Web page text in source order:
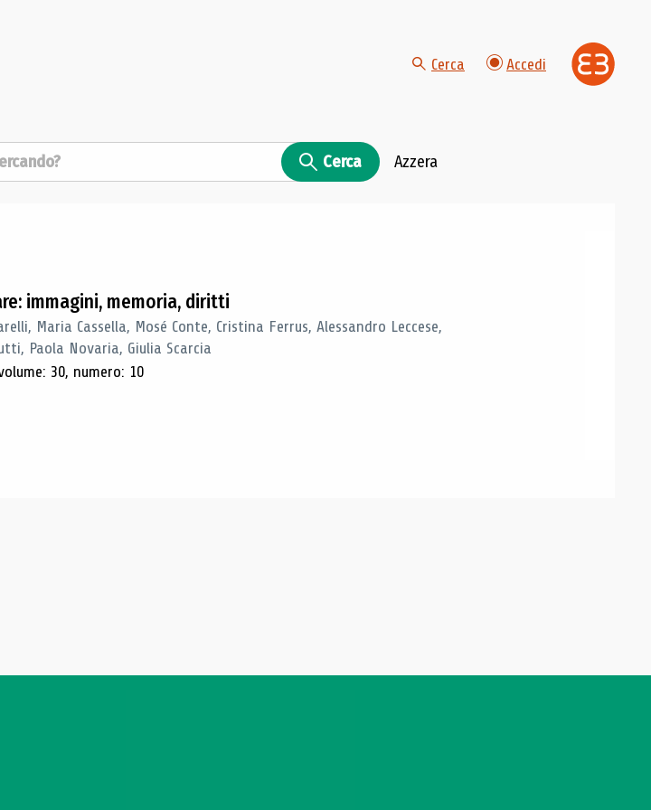
Cerca Accedi
Cerca Azzera
immagini, memoria, diritti
Maria Cassella, Mosé Conte, Cristina Ferrus, Alessandro Leccese,
Paola Novaria, Giulia Scarcia
30, numero: 10